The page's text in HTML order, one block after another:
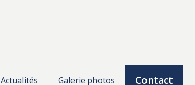
Actualités Galerie photos Contact